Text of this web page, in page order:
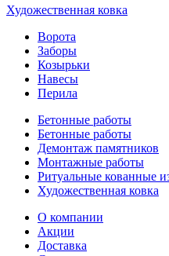
Художественная ковка
Ворота
Заборы
Козырьки
Навесы
Перила
Бетонные работы
Бетонные работы
Демонтаж памятников
Монтажные работы
Ритуальные кованные
Художественная ковка
О компании
Акции
Доставка